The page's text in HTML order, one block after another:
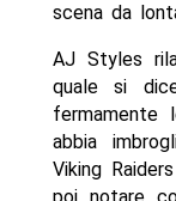
scena da
AJ Styles
quale si
fermamente
abbia
Viking